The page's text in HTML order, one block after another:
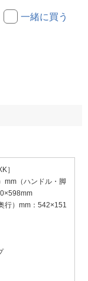
一緒に買う
］
mm（ハンドル・脚
行）mm：542×151